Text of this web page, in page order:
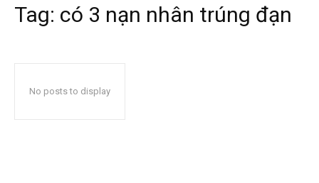
Tag: có 3 nạn nhân trúng đạn
No posts to display